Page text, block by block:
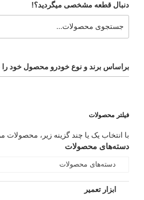
دنبال قطعه مشخصی میگردید؟!
براساس برند و نوع خودرو محصول خود را
فیلتر محصولات
با انتخاب یک یا چند گزینه زیر، محصولات
دسته‌های محصولات
دسته‌های محصولات
ابزار تعمیر